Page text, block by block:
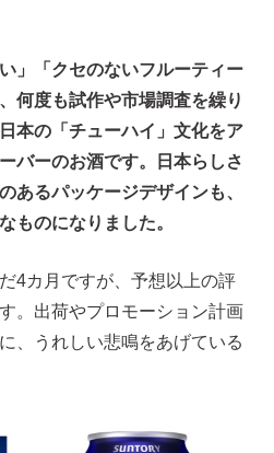
」「クセのないフルーティー
何度も試作や市場調査を繰り
本の「チューハイ」文化をア
バーのお酒です。日本らしさ
あるパッケージデザインも、
ものになりました。
4カ月ですが、予想以上の評
。出荷やプロモーション計画
、うれしい悲鳴をあげている